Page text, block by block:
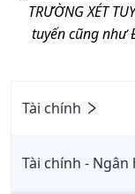
TRƯỜNG XÉT
tuyến cũng như
Tài chính
Tài chính - Ngân